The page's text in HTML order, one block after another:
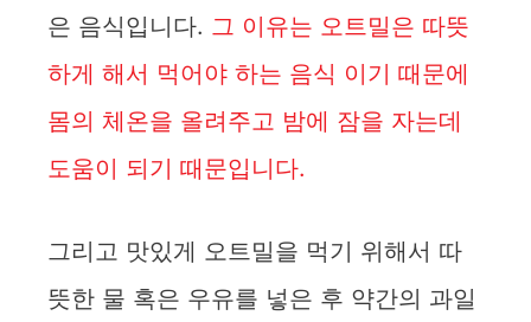
은 음식입니다. 그 이유는 오트밀은 따뜻
하게 해서 먹어야 하는 음식 이기 때문에
몸의 체온을 올려주고 밤에 잠을 자는데
도움이 되기 때문입니다.
그리고 맛있게 오트밀을 먹기 위해서 따
뜻한 물 혹은 우유를 넣은 후 약간의 과일